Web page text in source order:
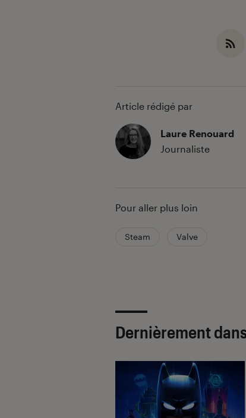
Article rédigé par
Laure Renouard
Journaliste
Pour aller plus loin
Steam Valve
Dernièrement